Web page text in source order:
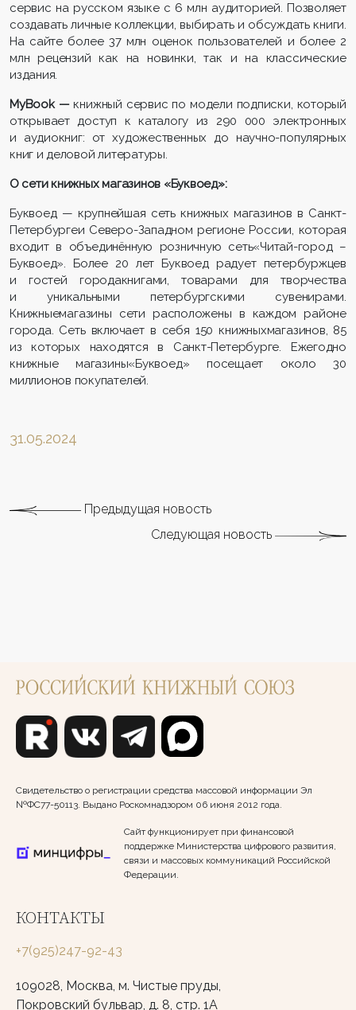
сервис на русском языке с 6 млн аудиторией. Позволяет
создавать личные коллекции, выбирать и обсуждать книги.
На сайте более 37 млн оценок пользователей и более 2
млн рецензий как на новинки, так и на классические
издания.
MyBook —книжный сервис по модели подписки, который
открывает доступ к каталогу из 290 000 электронных
и аудиокниг: от художественных до научно-популярных
книг и деловой литературы.
О сети книжных магазинов «Буквоед»:
Буквоед — крупнейшая сеть книжных магазинов в Санкт-
Петербургеи Северо-Западном регионе России, которая
входит в объединённую розничную сеть«Читай-город –
Буквоед». Более 20 лет Буквоед радует петербуржцев
и гостей городакнигами, товарами для творчества
и уникальными петербургскими сувенирами.
Книжныемагазины сети расположены в каждом районе
города. Сеть включает в себя 150 книжныхмагазинов, 85
из которых находятся в Санкт-Петербурге. Ежегодно
книжные магазины«Буквоед» посещает около 30
миллионов покупателей.
31.05.2024
Предыдущая новость
Следующая новость
Свидетельство о регистрации средства массовой информации Эл
№ФС77-50113. Выдано Роскомнадзором 06 июня 2012 года.
Сайт функционирует при финансовой
поддержке Министерства цифрового развития,
связи и массовых коммуникаций Российской
Федерации.
КОНТАКТЫ
+7(925)247-92-43
109028, Москва, м. Чистые пруды,
Покровский бульвар, д. 8, стр. 1А